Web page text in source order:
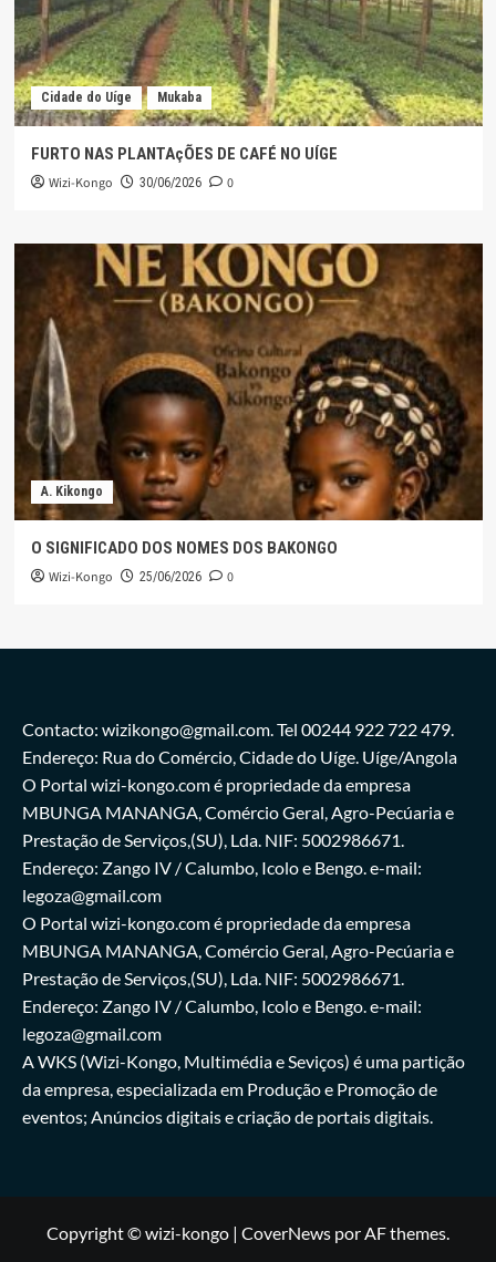
Cidade do Uíge Mukaba
FURTO NAS PLANTAçÕES DE CAFÉ NO UÍGE
Wizi-Kongo 30/06/2026 0
A. Kikongo
O SIGNIFICADO DOS NOMES DOS BAKONGO
Wizi-Kongo 25/06/2026 0
Contacto: wizikongo@gmail.com. Tel 00244 922 722 479.
Endereço: Rua do Comércio, Cidade do Uíge. Uíge/Angola
O Portal wizi-kongo.com é propriedade da empresa
MBUNGA MANANGA, Comércio Geral, Agro-Pecúaria e
Prestação de Serviços,(SU), Lda. NIF: 5002986671.
Endereço: Zango IV / Calumbo, Icolo e Bengo. e-mail:
legoza@gmail.com
O Portal wizi-kongo.com é propriedade da empresa
MBUNGA MANANGA, Comércio Geral, Agro-Pecúaria e
Prestação de Serviços,(SU), Lda. NIF: 5002986671.
Endereço: Zango IV / Calumbo, Icolo e Bengo. e-mail:
legoza@gmail.com
A WKS (Wizi-Kongo, Multimédia e Seviços) é uma partição
da empresa, especializada em Produção e Promoção de
eventos; Anúncios digitais e criação de portais digitais.
Copyright © wizi-kongo | CoverNews por AF themes.